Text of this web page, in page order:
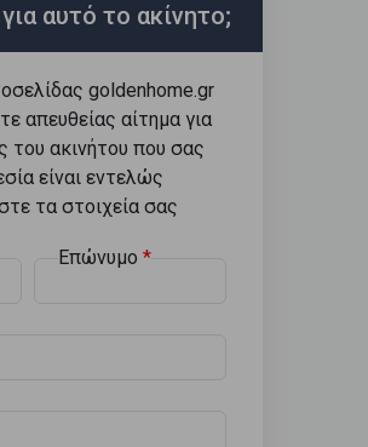
αυτό το ακίνητο;
goldenhome.gr
απευθείας αίτημα για
του ακινήτου που σας
είναι εντελώς
τα στοιχεία σας
Επώνυμο